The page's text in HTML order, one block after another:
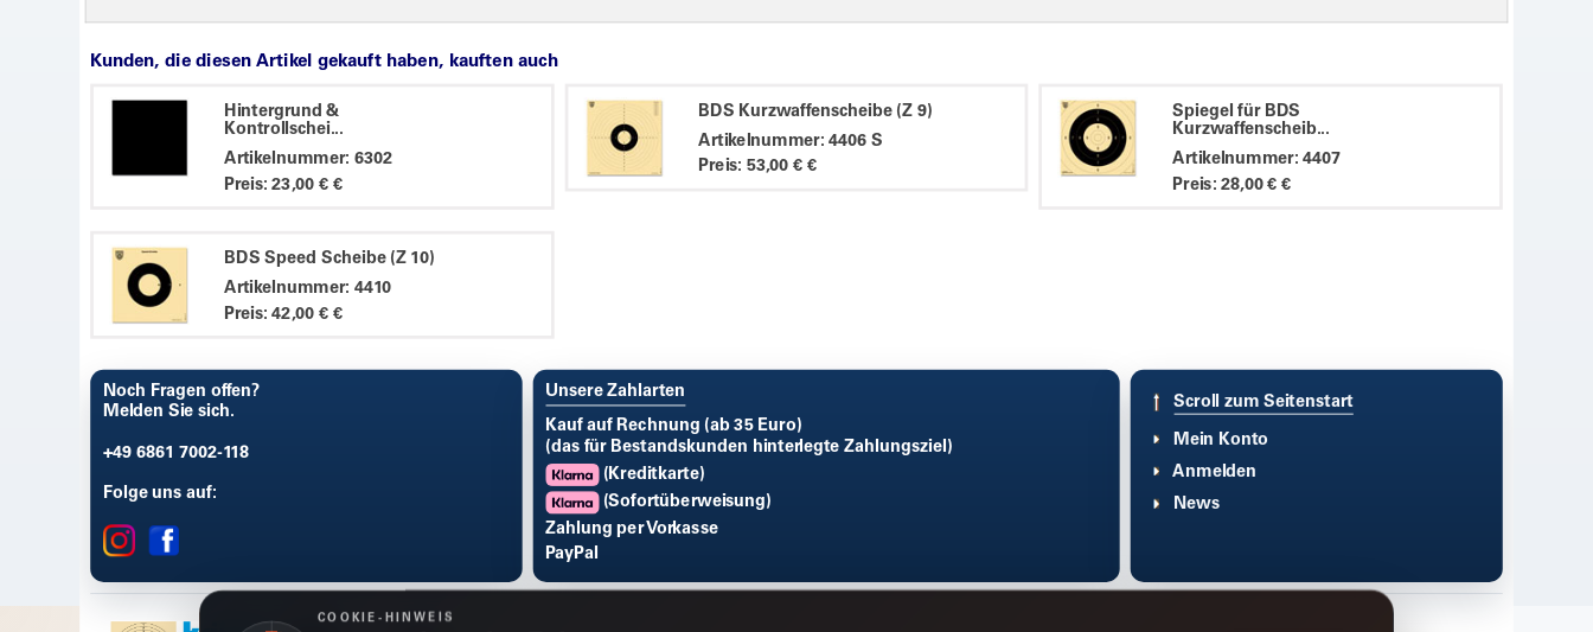
Kunden, die diesen Artikel gekauft haben, kauften auch
Hintergrund &
Kontrollschei...
Artikelnummer: 6302
Preis: 23,00 € €
BDS Kurzwaffenscheibe (Z 9)
Artikelnummer: 4406 S
Preis: 53,00 € €
Spiegel für BDS
Kurzwaffenscheib...
Artikelnummer: 4407
Preis: 28,00 € €
BDS Speed Scheibe (Z 10)
Artikelnummer: 4410
Preis: 42,00 € €
Noch Fragen offen?
Melden Sie sich.
+49 6861 7002-118
Folge uns auf:
Unsere Zahlarten
Kauf auf Rechnung (ab 35 Euro)
(das für Bestandskunden hinterlegte Zahlungsziel)
(Kreditkarte)
(Sofortüberweisung)
Zahlung per Vorkasse
PayPal
Scroll zum Seitenstart
Mein Konto
Anmelden
News
COOKIE-HINWEIS